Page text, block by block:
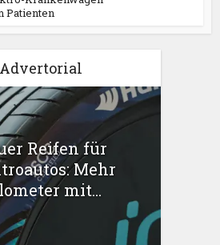
Patienten
Advertorial
Reifen für
Mehr
mit...